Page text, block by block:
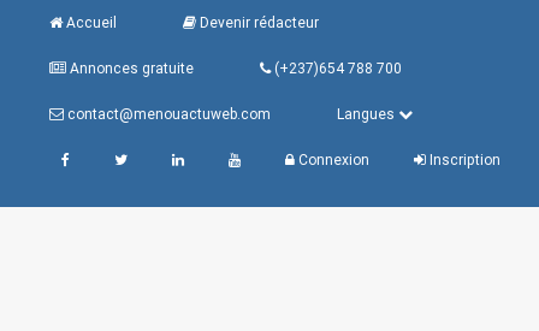
Accueil Devenir rédacteur
Annonces gratuite (+237)654 788 700
contact@menouactuweb.com Langues
Connexion Inscription